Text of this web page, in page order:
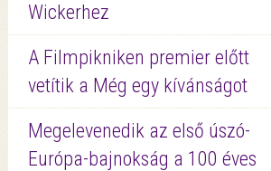
Wickerhez
A Filmpikniken premier előtt
vetítik a Még egy kívánságot
Megelevenedik az első úszó-
Európa-bajnokság a 100 éves